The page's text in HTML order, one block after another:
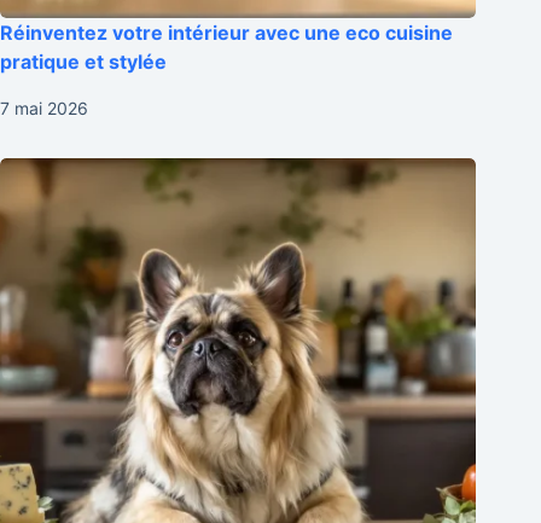
Réinventez votre intérieur avec une eco cuisine
pratique et stylée
7 mai 2026